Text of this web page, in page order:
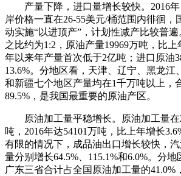
产量下降，进口量增长较快。2016年
岸价格一直在26-55美元/桶范围内徘徊，
动实施“以进顶产”，计划性减产比较普
之比约为1:2，原油产量19969万吨，比上
年以来年产量首次低于2亿吨；进口原油
13.6%。分地区看，天津、辽宁、黑龙江
和新疆七个地区产量均在1千万吨以上，
89.5%，是我国最重要的原油产区。
原油加工量平稳增长。原油加工量在
吨，2016年达54101万吨，比上年增长
有限的情况下，成品油出口增长较快，
量分别增长64.5%、115.1%和6.0%。分地
广东三省合计占全国原油加工量的41.0%